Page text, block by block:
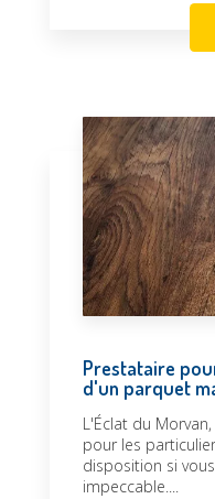
Prestataire
d'un parquet
L'Éclat du
pour les
disposition si
impeccable....